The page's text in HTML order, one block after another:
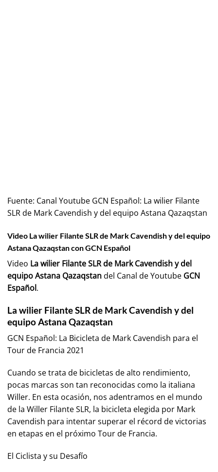
Fuente: Canal Youtube GCN Español: La wilier Filante
SLR de Mark Cavendish y del equipo Astana Qazaqstan
Video La wilier Filante SLR de Mark Cavendish y del equipo
Astana Qazaqstan con GCN Español
Video La wilier Filante SLR de Mark Cavendish y del
equipo Astana Qazaqstandel Canal de Youtube GCN
Español.
La wilier Filante SLR de Mark Cavendish y del
equipo Astana Qazaqstan
GCN Español: La Bicicleta de Mark Cavendish para el
Tour de Francia 2021
Cuando se trata de bicicletas de alto rendimiento,
pocas marcas son tan reconocidas como la italiana
Willer. En esta ocasión, nos adentramos en el mundo
de la Willer Filante SLR, la bicicleta elegida por Mark
Cavendish para intentar superar el récord de victorias
en etapas en el próximo Tour de Francia.
El Ciclista y su Desafío